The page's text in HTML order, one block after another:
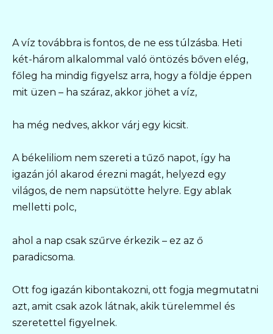
A víz továbbra is fontos, de ne ess túlzásba. Heti
két-három alkalommal való öntözés bőven elég,
főleg ha mindig figyelsz arra, hogy a földje éppen
mit üzen – ha száraz, akkor jöhet a víz,
ha még nedves, akkor várj egy kicsit.
A békeliliom nem szereti a tűző napot, így ha
igazán jól akarod érezni magát, helyezd egy
világos, de nem napsütötte helyre. Egy ablak
melletti polc,
ahol a nap csak szűrve érkezik – ez az ő
paradicsoma.
Ott fog igazán kibontakozni, ott fogja megmutatni
azt, amit csak azok látnak, akik türelemmel és
szeretettel figyelnek.